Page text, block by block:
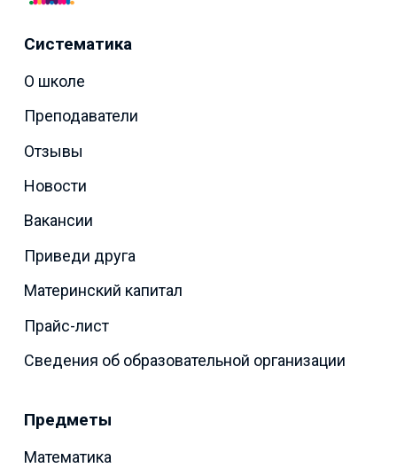
Систематика
О школе
Преподаватели
Отзывы
Новости
Вакансии
Приведи друга
Материнский капитал
Прайс-лист
Сведения об образовательной организации
Предметы
Математика